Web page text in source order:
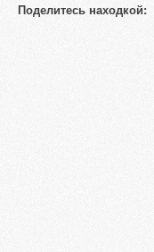
Поделитесь находкой: